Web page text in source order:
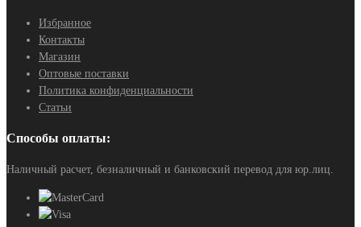
Избранное
Контакты
Магазин
Оптовые поставки
Политика конфиденциальности
Статьи
Способы оплаты:
Наличный расчет, безналичный и банковский перевод для юр.лиц.